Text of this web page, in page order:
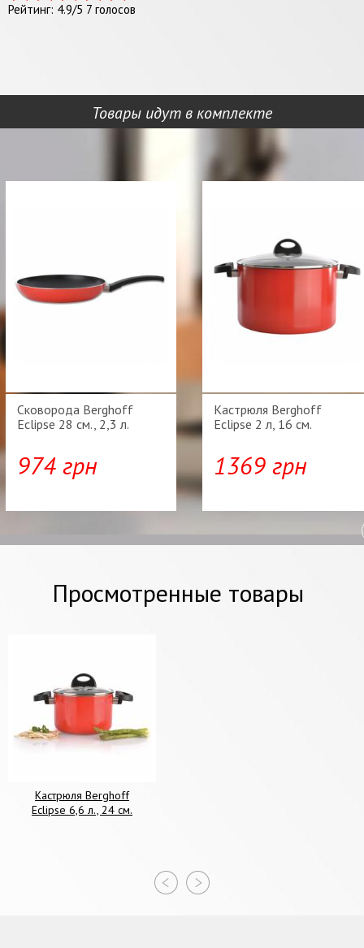
Рейтинг: 4.9/5 7 голосов
Товары идут в комплекте
Сковорода Berghoff
Eclipse 28 см., 2,3 л.
974 грн
Кастрюля Berghoff
Eclipse 2 л, 16 см.
1369 грн
Просмотренные товары
Кастрюля Berghoff
Eclipse 6,6 л., 24 см.